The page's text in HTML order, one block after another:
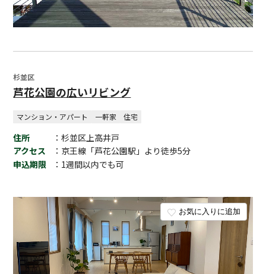
お気に入りに追加
杉並区
芦花公園の広いリビング
マンション・アパート 一軒家 住宅
住所
：杉並区上高井戸
アクセス
：京王線「芦花公園駅」より徒歩5分
申込期限
：1週間以内でも可